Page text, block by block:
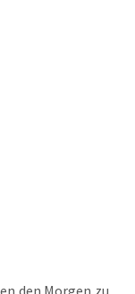
den Mor­gen zu,